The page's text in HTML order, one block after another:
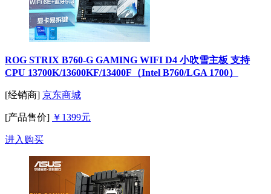
ROG STRIX B760-G GAMING WIFI D4 小吹雪主板 支持
CPU 13700K/13600KF/13400F（Intel B760/LGA 1700）
[经销商] 京东商城
[产品售价] ￥1399元
进入购买